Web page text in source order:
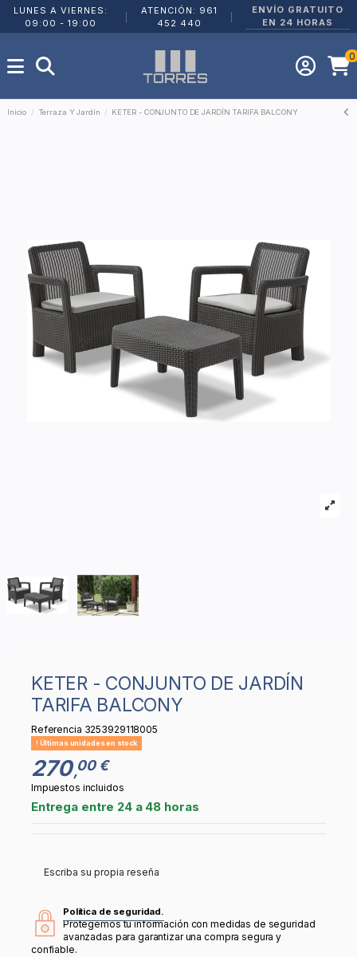
LUNES A VIERNES:
09:00 - 19:00
ATENCIÓN: 961
452 440
ENVÍO GRATUITO
EN 24 HORAS
0
Inicio Terraza Y Jardín KETER - CONJUNTO DE JARDÍN TARIFA BALCONY
KETER - CONJUNTO DE JARDÍN
TARIFA BALCONY
Referencia 3253929118005
Últimas unidades en stock
270,00 €
Impuestos incluidos
Entrega entre 24 a 48 horas
Escriba su propia reseña
Política de seguridad.
Protegemos tu información con medidas de seguridad
avanzadas para garantizar una compra segura y
confiable.